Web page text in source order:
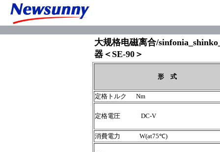
大规格电磁离合/
器＜SE-90＞
形 式
定格トルク Nm
定格電圧 DC-V
消費電力 W(at75℃)